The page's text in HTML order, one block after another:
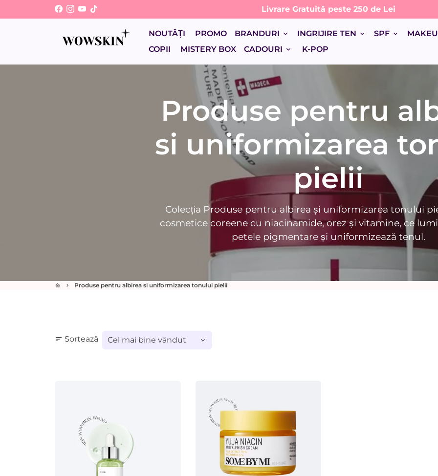
la
Livrare Gratuită peste 250 de Lei
NOUTĂȚI PROMO BRANDURI keyboard_arrow_down INGRIJIRE TEN keyboard_arrow_down SPF keyboard_arrow_down
COPII MISTERY BOX CADOURI keyboard_arrow_down K-POP
Produse pentru
si uniformizarea
pielii
Colecția Produse pentru albirea și uniformizarea tonului
cosmetice coreene cu niacinamide, orez și vitamine, ce
petele pigmentare și uniformizează tenul.
home keyboard_arrow_right Produse pentru albirea si uniformizarea tonului pielii
sort Sortează